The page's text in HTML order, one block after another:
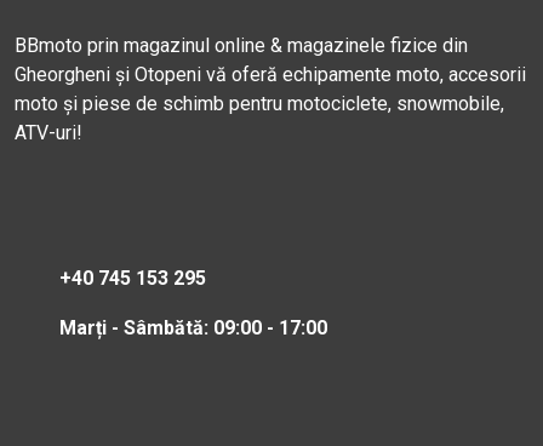
BBmoto prin magazinul online & magazinele fizice din
Gheorgheni și Otopeni vă oferă echipamente moto, accesorii
moto și piese de schimb pentru motociclete, snowmobile,
ATV-uri!
+40 745 153 295
Marți - Sâmbătă: 09:00 - 17:00